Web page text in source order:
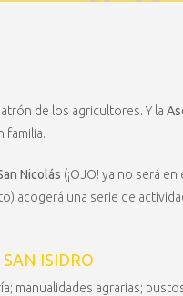
de los agricultores. Y la
familia.
Nicolás (¡OJO! ya no será
acogerá una serie de
ISIDRO
manualidades agrarias;